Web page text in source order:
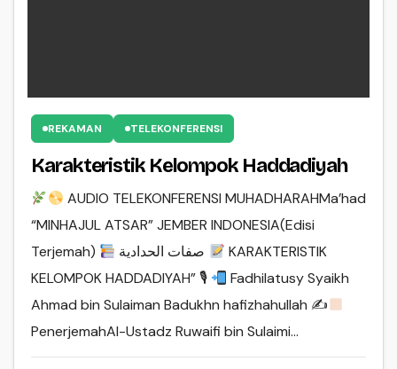
REKAMAN TELEKONFERENSI
Karakteristik Kelompok Haddadiyah
AUDIO TELEKONFERENSI MUHADHARAHMa’had
“MINHAJUL ATSAR” JEMBER INDONESIA(Edisi
Terjemah)
KARAKTERISTIK
KELOMPOK HADDADIYAH” 🎙
Fadhilatusy Syaikh
Ahmad bin Sulaiman Badukhn hafizhahullah ✍
PenerjemahAl-Ustadz Ruwaifi bin Sulaimi…